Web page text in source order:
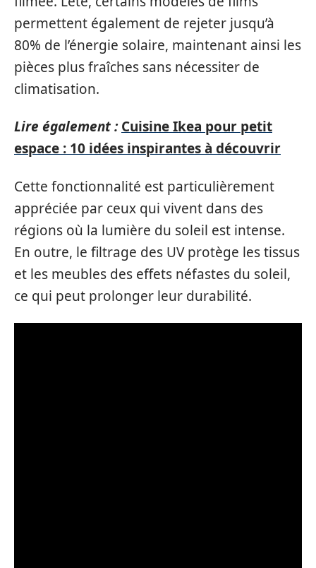
permettent également de rejeter jusqu’à
80% de l’énergie solaire, maintenant ainsi les
pièces plus fraîches sans nécessiter de
climatisation.
Lire également : Cuisine Ikea pour petit
espace : 10 idées inspirantes à découvrir
Cette fonctionnalité est particulièrement
appréciée par ceux qui vivent dans des
régions où la lumière du soleil est intense.
En outre, le filtrage des UV protège les tissus
et les meubles des effets néfastes du soleil,
ce qui peut prolonger leur durabilité.